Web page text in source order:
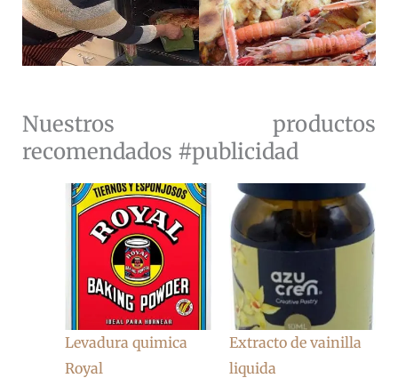
Nuestros productos
recomendados #publicidad
Levadura quimica
Royal
Extracto de vainilla
liquida